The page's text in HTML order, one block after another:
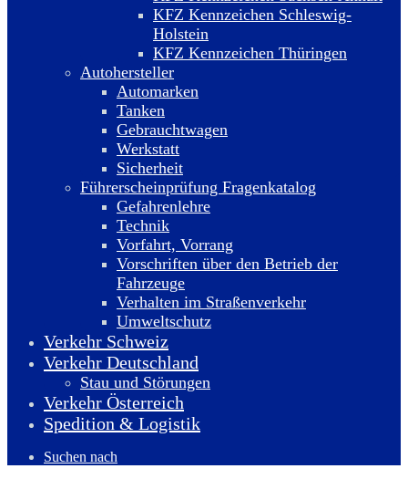
KFZ Kennzeichen Schleswig-
Holstein
KFZ Kennzeichen Thüringen
Autohersteller
Automarken
Tanken
Gebrauchtwagen
Werkstatt
Sicherheit
Führerscheinprüfung Fragenkatalog
Gefahrenlehre
Technik
Vorfahrt, Vorrang
Vorschriften über den Betrieb der
Fahrzeuge
Verhalten im Straßenverkehr
Umweltschutz
Verkehr Schweiz
Verkehr Deutschland
Stau und Störungen
Verkehr Österreich
Spedition & Logistik
Suchen nach